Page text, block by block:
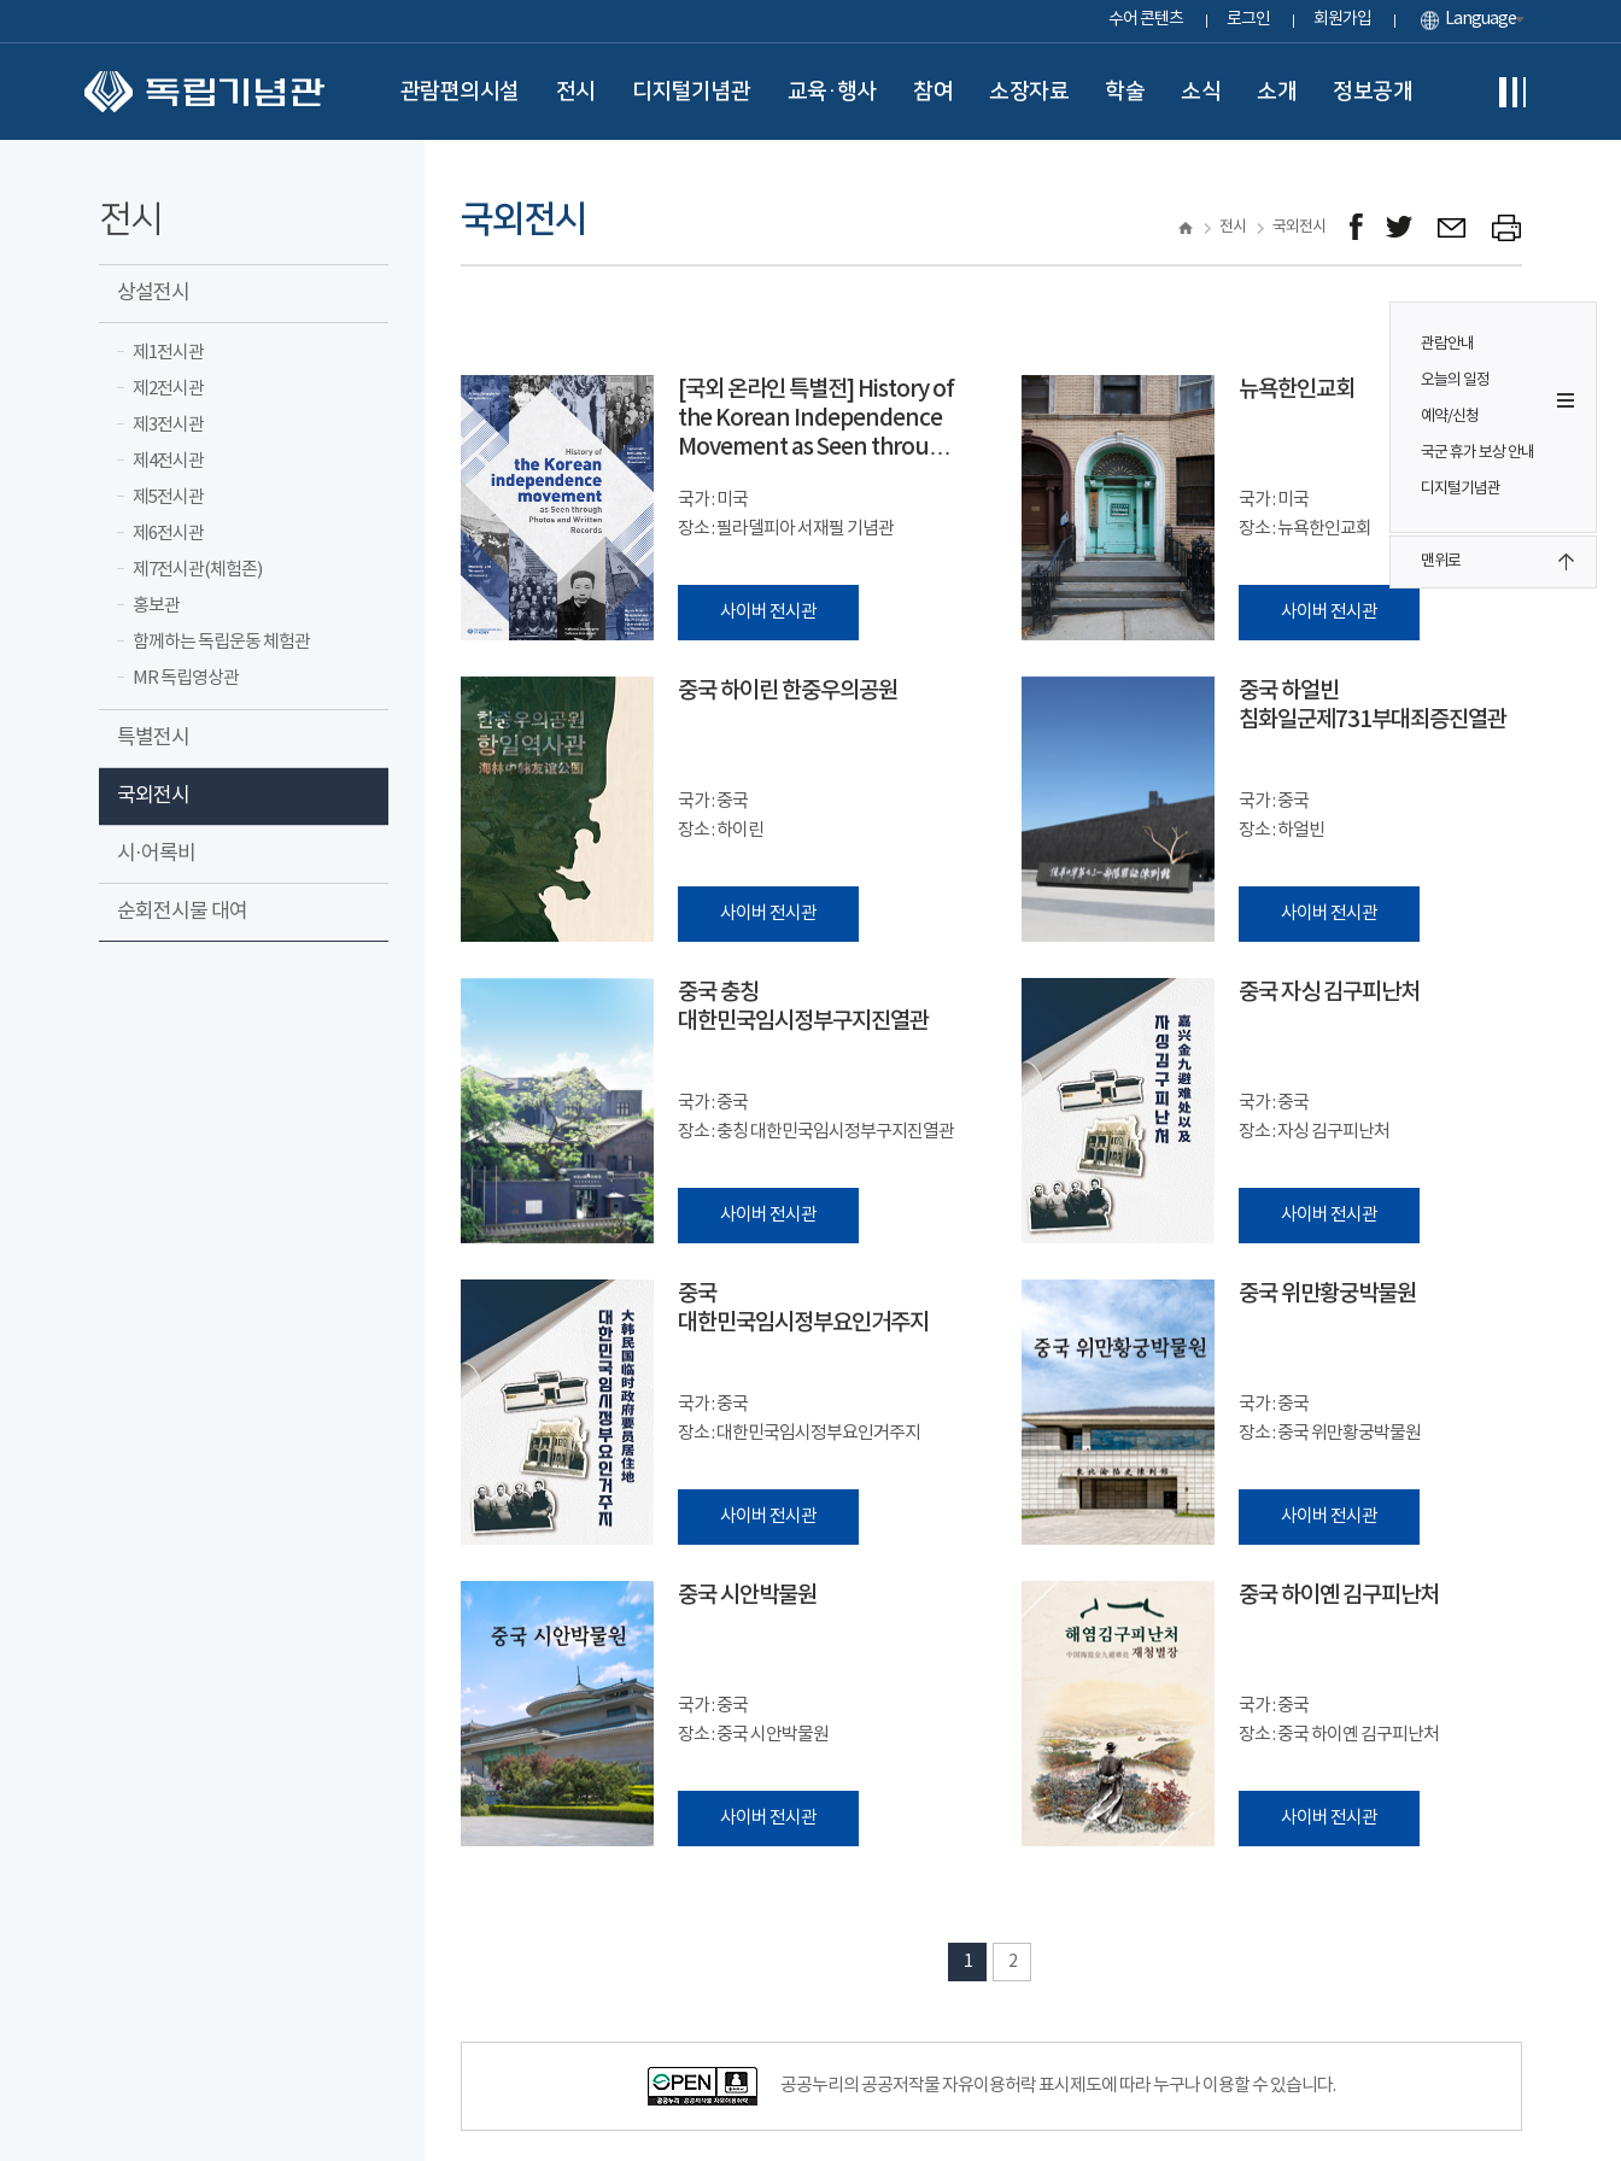
수어 콘텐츠 로그인 회원가입 Language
관람편의시설 전시 디지털기념관 교육·행사 참여 소장자료 학술 소식 소개 정보공개
관람안내
오늘의 일정
예약/신청
국군 휴가 보상 안내
디지털기념관
맨위로
전시
상설전시
제1전시관
제2전시관
제3전시관
제4전시관
제5전시관
제6전시관
제7전시관(체험존)
홍보관
함께하는 독립운동 체험관
MR 독립영상관
특별전시
국외전시
시·어록비
순회전시물 대여
국외전시 전시 국외전시
[국외 온라인 특별전] History of
the Korean Independence
Movement as Seen through
국가 : 미국
장소 : 필라델피아 서재필 기념관
사이버 전시관
뉴욕한인교회
국가 : 미국
장소 : 뉴욕한인교회
사이버 전시관
중국 하이린 한중우의공원
국가 : 중국
장소 : 하이린
사이버 전시관
중국 하얼빈
침화일군제731부대죄증진열관
국가 : 중국
장소 : 하얼빈
사이버 전시관
중국 충칭
대한민국임시정부구지진열관
국가 : 중국
장소 : 충칭 대한민국임시정부구지진열관
사이버 전시관
중국 자싱 김구피난처
국가 : 중국
장소 : 자싱 김구피난처
사이버 전시관
중국
대한민국임시정부요인거주지
국가 : 중국
장소 : 대한민국임시정부요인거주지
사이버 전시관
중국 위만황궁박물원
국가 : 중국
장소 : 중국 위만황궁박물원
사이버 전시관
중국 시안박물원
국가 : 중국
장소 : 중국 시안박물원
사이버 전시관
중국 하이옌 김구피난처
국가 : 중국
장소 : 중국 하이옌 김구피난처
사이버 전시관
1 2
공공누리의 공공저작물 자유이용허락 표시제도에 따라 누구나 이용할 수 있습니다.